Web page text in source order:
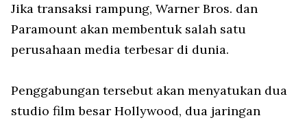
Jika transaksi rampung, Warner Bros. dan
Paramount akan membentuk salah satu
perusahaan media terbesar di dunia.
Penggabungan tersebut akan menyatukan dua
studio film besar Hollywood, dua jaringan